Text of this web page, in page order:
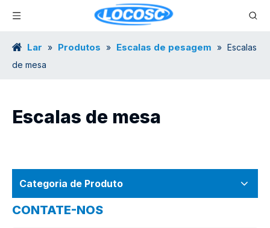
Lar » Produtos » Escalas de pesagem » Escalas
de mesa
Escalas de mesa
Categoria de Produto
CONTATE-NOS